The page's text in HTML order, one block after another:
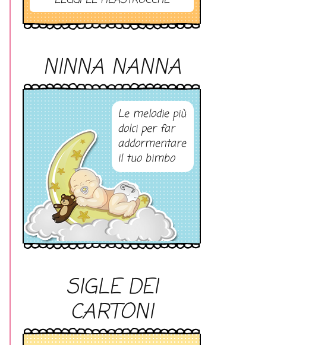
NINNA NANNA
Le melodie più
dolci per far
addormentare
il tuo bimbo
SIGLE DEI
CARTONI